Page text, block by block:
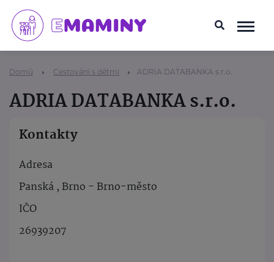
Domů Cestování s dětmi ADRIA DATABANKA s.r.o.
ADRIA DATABANKA s.r.o.
Kontakty
Adresa
Panská , Brno - Brno-město
IČO
26939207